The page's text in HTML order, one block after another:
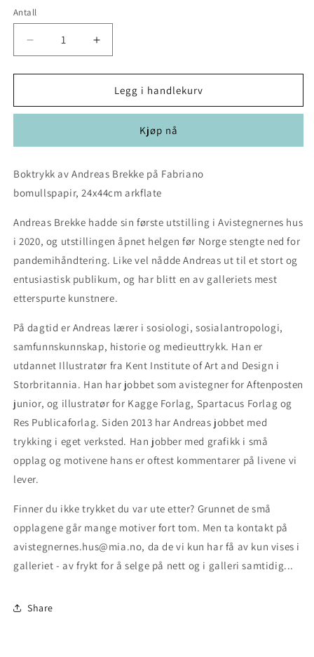
Antall
Antall
antallet
for
Brekke:
fast
Øk
antallet
for
Andreas
Brekke:
fast
Legg i handlekurv
Kjøp nå
Boktrykk av Andreas Brekke på Fabriano
bomullspapir, 24x44cm arkflate
Andreas Brekke hadde sin første utstilling i Avistegnernes hus
i 2020, og utstillingen åpnet helgen før Norge stengte ned for
pandemihåndtering. Like vel nådde Andreas ut til et stort og
entusiastisk publikum, og har blitt en av galleriets mest
etterspurte kunstnere.
På dagtid er Andreas lærer i sosiologi, sosialantropologi,
samfunnskunnskap, historie og medieuttrykk. Han er
utdannet Illustratør fra Kent Institute of Art and Design i
Storbritannia. Han har jobbet som avistegner for Aftenposten
junior, og illustratør for Kagge Forlag, Spartacus Forlag og
Res Publicaforlag. Siden 2013 har Andreas jobbet med
trykking i eget verksted. Han jobber med grafikk i små
opplag og motivene hans er oftest kommentarer på livene vi
lever.
Finner du ikke trykket du var ute etter? Grunnet de små
opplagene går mange motiver fort tom. Men ta kontakt på
avistegnernes.hus@mia.no, da de vi kun har få av kun vises i
galleriet - av frykt for å selge på nett og i galleri samtidig...
Share